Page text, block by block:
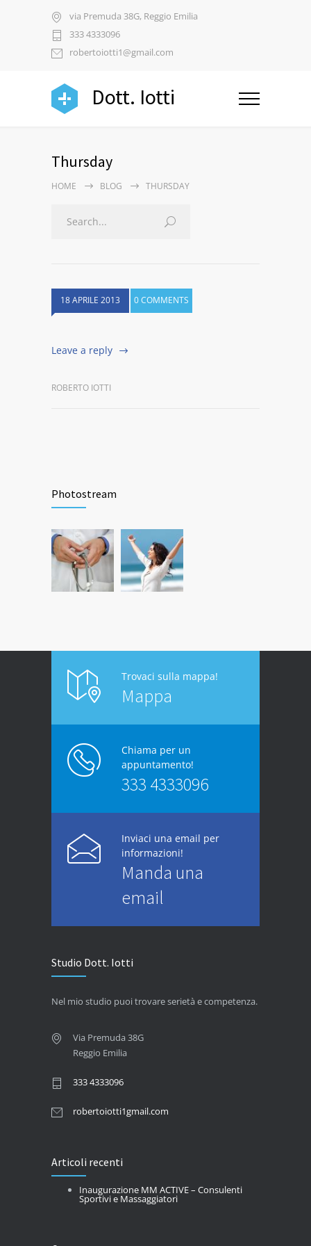
via Premuda 38G, Reggio Emilia
333 4333096
robertoiotti1@gmail.com
Dott. Iotti
Thursday
HOME BLOG THURSDAY
18 APRILE 2013 0 COMMENTS
Leave a reply
ROBERTO IOTTI
Photostream
Trovaci sulla mappa!
Mappa
Chiama per un
appuntamento!
333 4333096
Inviaci una email per
informazioni!
Manda una
email
Studio Dott. Iotti
Nel mio studio puoi trovare serietà e competenza.
Via Premuda 38G
Reggio Emilia
333 4333096
robertoiotti1gmail.com
Articoli recenti
Inaugurazione MM ACTIVE – Consulenti
Sportivi e Massaggiatori